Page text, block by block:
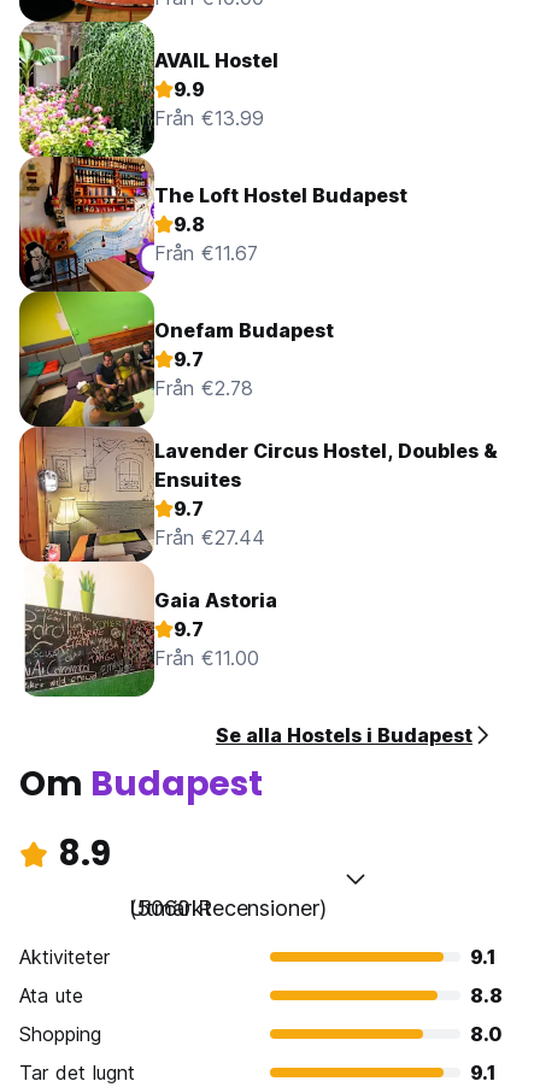
AVAIL Hostel
9.9
Från €13.99
The Loft Hostel Budapest
9.8
Från €11.67
Onefam Budapest
9.7
Från €2.78
Lavender Circus Hostel, Doubles &
Ensuites
9.7
Från €27.44
Gaia Astoria
9.7
Från €11.00
Se alla Hostels i Budapest
Om Budapest
8.9
Utmärkt
(5060 Recensioner)
Aktiviteter
9.1
Ata ute
8.8
Shopping
8.0
Tar det lugnt
9.1